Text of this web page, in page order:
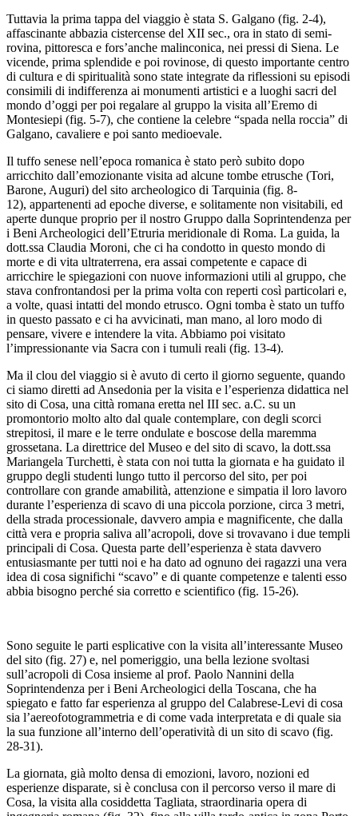
Tuttavia la prima tappa del viaggio è stata S. Galgano (fig. 2-4),
affascinante abbazia cistercense del XII sec., ora in stato di semi-
rovina, pittoresca e fors’anche malinconica, nei pressi di Siena. Le
vicende, prima splendide e poi rovinose, di questo importante centro
di cultura e di spiritualità sono state integrate da riflessioni su episodi
consimili di indifferenza ai monumenti artistici e a luoghi sacri del
mondo d’oggi per poi regalare al gruppo la visita all’Eremo di
Montesiepi (fig. 5-7), che contiene la celebre “spada nella roccia” di
Galgano, cavaliere e poi santo medioevale.
Il tuffo senese nell’epoca romanica è stato però subito dopo
arricchito dall’emozionante visita ad alcune tombe etrusche (Tori,
Barone, Auguri) del sito archeologico di Tarquinia (fig. 8-
12), appartenenti ad epoche diverse, e solitamente non visitabili, ed
aperte dunque proprio per il nostro Gruppo dalla Soprintendenza per
i Beni Archeologici dell’Etruria meridionale di Roma. La guida, la
dott.ssa Claudia Moroni, che ci ha condotto in questo mondo di
morte e di vita ultraterrena, era assai competente e capace di
arricchire le spiegazioni con nuove informazioni utili al gruppo, che
stava confrontandosi per la prima volta con reperti così particolari e,
a volte, quasi intatti del mondo etrusco. Ogni tomba è stato un tuffo
in questo passato e ci ha avvicinati, man mano, al loro modo di
pensare, vivere e intendere la vita. Abbiamo poi visitato
l’impressionante via Sacra con i tumuli reali (fig. 13-4).
Ma il clou del viaggio si è avuto di certo il giorno seguente, quando
ci siamo diretti ad Ansedonia per la visita e l’esperienza didattica nel
sito di Cosa, una città romana eretta nel III sec. a.C. su un
promontorio molto alto dal quale contemplare, con degli scorci
strepitosi, il mare e le terre ondulate e boscose della maremma
grossetana. La direttrice del Museo e del sito di scavo, la dott.ssa
Mariangela Turchetti, è stata con noi tutta la giornata e ha guidato il
gruppo degli studenti lungo tutto il percorso del sito, per poi
controllare con grande amabilità, attenzione e simpatia il loro lavoro
durante l’esperienza di scavo di una piccola porzione, circa 3 metri,
della strada processionale, davvero ampia e magnificente, che dalla
città vera e propria saliva all’acropoli, dove si trovavano i due templi
principali di Cosa. Questa parte dell’esperienza è stata davvero
entusiasmante per tutti noi e ha dato ad ognuno dei ragazzi una vera
idea di cosa significhi “scavo” e di quante competenze e talenti esso
abbia bisogno perché sia corretto e scientifico (fig. 15-26).
Sono seguite le parti esplicative con la visita all’interessante Museo
del sito (fig. 27) e, nel pomeriggio, una bella lezione svoltasi
sull’acropoli di Cosa insieme al prof. Paolo Nannini della
Soprintendenza per i Beni Archeologici della Toscana, che ha
spiegato e fatto far esperienza al gruppo del Calabrese-Levi di cosa
sia l’aereofotogrammetria e di come vada interpretata e di quale sia
la sua funzione all’interno dell’operatività di un sito di scavo (fig.
28-31).
La giornata, già molto densa di emozioni, lavoro, nozioni ed
esperienze disparate, si è conclusa con il percorso verso il mare di
Cosa, la visita alla cosiddetta Tagliata, straordinaria opera di